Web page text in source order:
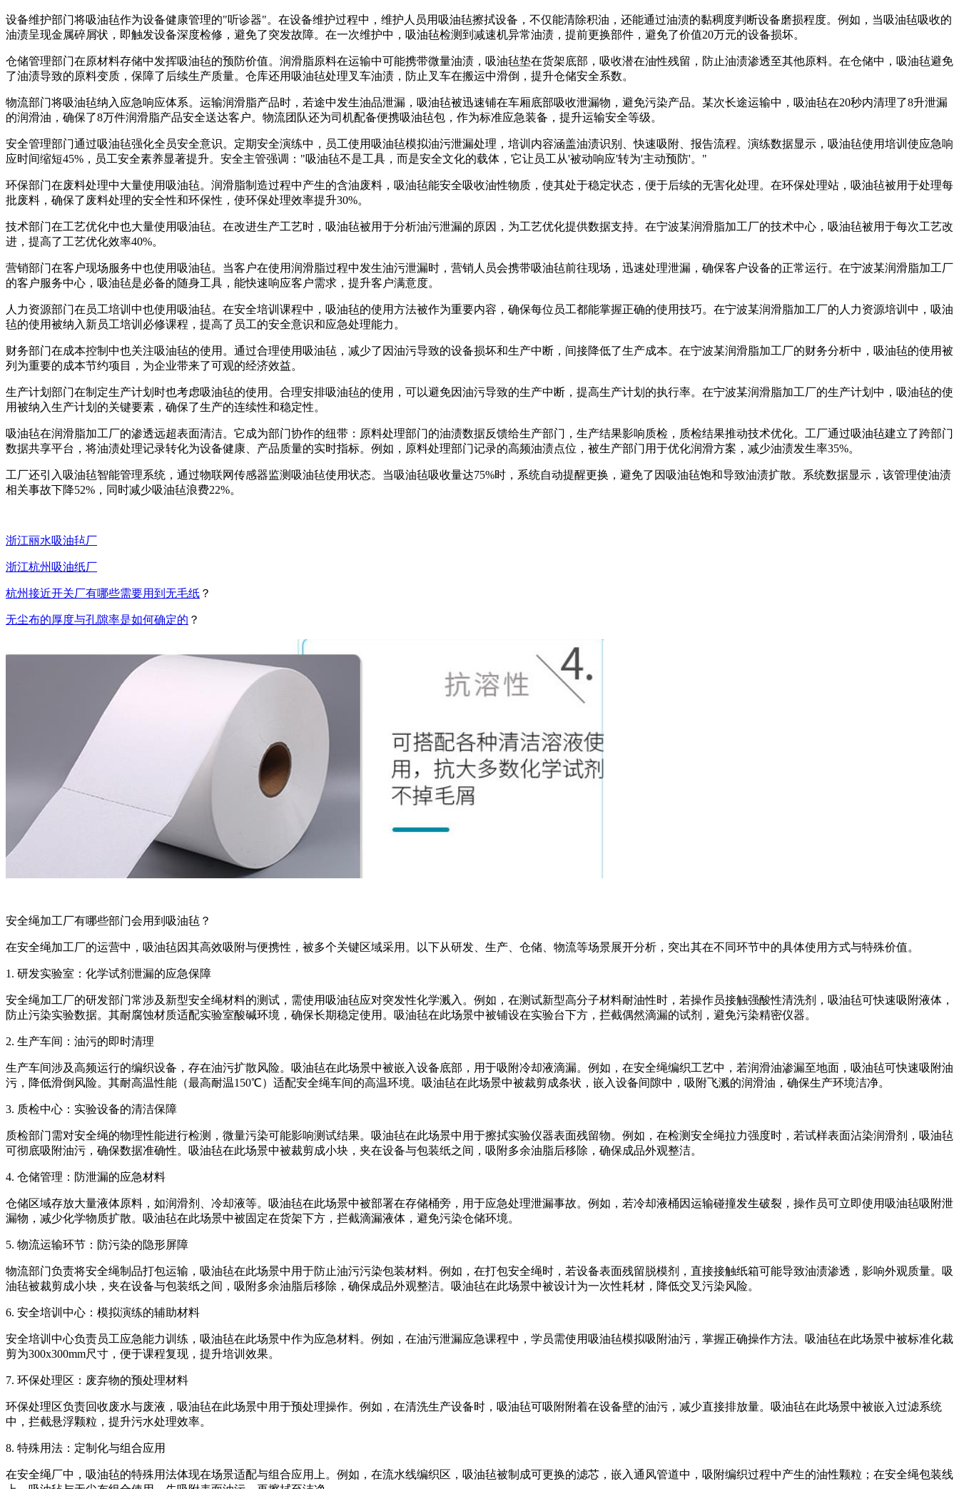
设备维护部门将吸油毡作为设备健康管理的"听诊器"。在设备维护过程中，维护人员用吸油毡擦拭设备，不仅能清除积油，还能通过油渍的黏稠度判断设备磨损程度。例如，当吸油毡吸收的
油渍呈现金属碎屑状，即触发设备深度检修，避免了突发故障。在一次维护中，吸油毡检测到减速机异常油渍，提前更换部件，避免了价值20万元的设备损坏。
仓储管理部门在原材料存储中发挥吸油毡的预防价值。润滑脂原料在运输中可能携带微量油渍，吸油毡垫在货架底部，吸收潜在油性残留，防止油渍渗透至其他原料。在仓储中，吸油毡避免
了油渍导致的原料变质，保障了后续生产质量。仓库还用吸油毡处理叉车油渍，防止叉车在搬运中滑倒，提升仓储安全系数。
物流部门将吸油毡纳入应急响应体系。运输润滑脂产品时，若途中发生油品泄漏，吸油毡被迅速铺在车厢底部吸收泄漏物，避免污染产品。某次长途运输中，吸油毡在20秒内清理了8升泄漏
的润滑油，确保了8万件润滑脂产品安全送达客户。物流团队还为司机配备便携吸油毡包，作为标准应急装备，提升运输安全等级。
安全管理部门通过吸油毡强化全员安全意识。定期安全演练中，员工使用吸油毡模拟油污泄漏处理，培训内容涵盖油渍识别、快速吸附、报告流程。演练数据显示，吸油毡使用培训使应急响
应时间缩短45%，员工安全素养显著提升。安全主管强调："吸油毡不是工具，而是安全文化的载体，它让员工从'被动响应'转为'主动预防'。"
环保部门在废料处理中大量使用吸油毡。润滑脂制造过程中产生的含油废料，吸油毡能安全吸收油性物质，使其处于稳定状态，便于后续的无害化处理。在环保处理站，吸油毡被用于处理每
批废料，确保了废料处理的安全性和环保性，使环保处理效率提升30%。
技术部门在工艺优化中也大量使用吸油毡。在改进生产工艺时，吸油毡被用于分析油污泄漏的原因，为工艺优化提供数据支持。在宁波某润滑脂加工厂的技术中心，吸油毡被用于每次工艺改
进，提高了工艺优化效率40%。
营销部门在客户现场服务中也使用吸油毡。当客户在使用润滑脂过程中发生油污泄漏时，营销人员会携带吸油毡前往现场，迅速处理泄漏，确保客户设备的正常运行。在宁波某润滑脂加工厂
的客户服务中心，吸油毡是必备的随身工具，能快速响应客户需求，提升客户满意度。
人力资源部门在员工培训中也使用吸油毡。在安全培训课程中，吸油毡的使用方法被作为重要内容，确保每位员工都能掌握正确的使用技巧。在宁波某润滑脂加工厂的人力资源培训中，吸油
毡的使用被纳入新员工培训必修课程，提高了员工的安全意识和应急处理能力。
财务部门在成本控制中也关注吸油毡的使用。通过合理使用吸油毡，减少了因油污导致的设备损坏和生产中断，间接降低了生产成本。在宁波某润滑脂加工厂的财务分析中，吸油毡的使用被
列为重要的成本节约项目，为企业带来了可观的经济效益。
生产计划部门在制定生产计划时也考虑吸油毡的使用。合理安排吸油毡的使用，可以避免因油污导致的生产中断，提高生产计划的执行率。在宁波某润滑脂加工厂的生产计划中，吸油毡的使
用被纳入生产计划的关键要素，确保了生产的连续性和稳定性。
吸油毡在润滑脂加工厂的渗透远超表面清洁。它成为部门协作的纽带：原料处理部门的油渍数据反馈给生产部门，生产结果影响质检，质检结果推动技术优化。工厂通过吸油毡建立了跨部门
数据共享平台，将油渍处理记录转化为设备健康、产品质量的实时指标。例如，原料处理部门记录的高频油渍点位，被生产部门用于优化润滑方案，减少油渍发生率35%。
工厂还引入吸油毡智能管理系统，通过物联网传感器监测吸油毡使用状态。当吸油毡吸收量达75%时，系统自动提醒更换，避免了因吸油毡饱和导致油渍扩散。系统数据显示，该管理使油渍
相关事故下降52%，同时减少吸油毡浪费22%。
浙江丽水吸油毡厂
浙江杭州吸油纸厂
杭州接近开关厂有哪些需要用到无毛纸 ？
无尘布的厚度与孔隙率是如何确定的 ？
安全绳加工厂有哪些部门会用到吸油毡？
在安全绳加工厂的运营中，吸油毡因其高效吸附与便携性，被多个关键区域采用。以下从研发、生产、仓储、物流等场景展开分析，突出其在不同环节中的具体使用方式与特殊价值。
1. 研发实验室：化学试剂泄漏的应急保障
安全绳加工厂的研发部门常涉及新型安全绳材料的测试，需使用吸油毡应对突发性化学溅入。例如，在测试新型高分子材料耐油性时，若操作员接触强酸性清洗剂，吸油毡可快速吸附液体，
防止污染实验数据。其耐腐蚀材质适配实验室酸碱环境，确保长期稳定使用。吸油毡在此场景中被铺设在实验台下方，拦截偶然滴漏的试剂，避免污染精密仪器。
2. 生产车间：油污的即时清理
生产车间涉及高频运行的编织设备，存在油污扩散风险。吸油毡在此场景中被嵌入设备底部，用于吸附冷却液滴漏。例如，在安全绳编织工艺中，若润滑油渗漏至地面，吸油毡可快速吸附油
污，降低滑倒风险。其耐高温性能（最高耐温150℃）适配安全绳车间的高温环境。吸油毡在此场景中被裁剪成条状，嵌入设备间隙中，吸附飞溅的润滑油，确保生产环境洁净。
3. 质检中心：实验设备的清洁保障
质检部门需对安全绳的物理性能进行检测，微量污染可能影响测试结果。吸油毡在此场景中用于擦拭实验仪器表面残留物。例如，在检测安全绳拉力强度时，若试样表面沾染润滑剂，吸油毡
可彻底吸附油污，确保数据准确性。吸油毡在此场景中被裁剪成小块，夹在设备与包装纸之间，吸附多余油脂后移除，确保成品外观整洁。
4. 仓储管理：防泄漏的应急材料
仓储区域存放大量液体原料，如润滑剂、冷却液等。吸油毡在此场景中被部署在存储桶旁，用于应急处理泄漏事故。例如，若冷却液桶因运输碰撞发生破裂，操作员可立即使用吸油毡吸附泄
漏物，减少化学物质扩散。吸油毡在此场景中被固定在货架下方，拦截滴漏液体，避免污染仓储环境。
5. 物流运输环节：防污染的隐形屏障
物流部门负责将安全绳制品打包运输，吸油毡在此场景中用于防止油污污染包装材料。例如，在打包安全绳时，若设备表面残留脱模剂，直接接触纸箱可能导致油渍渗透，影响外观质量。吸
油毡被裁剪成小块，夹在设备与包装纸之间，吸附多余油脂后移除，确保成品外观整洁。吸油毡在此场景中被设计为一次性耗材，降低交叉污染风险。
6. 安全培训中心：模拟演练的辅助材料
安全培训中心负责员工应急能力训练，吸油毡在此场景中作为应急材料。例如，在油污泄漏应急课程中，学员需使用吸油毡模拟吸附油污，掌握正确操作方法。吸油毡在此场景中被标准化裁
剪为300x300mm尺寸，便于课程复现，提升培训效果。
7. 环保处理区：废弃物的预处理材料
环保处理区负责回收废水与废液，吸油毡在此场景中用于预处理操作。例如，在清洗生产设备时，吸油毡可吸附附着在设备壁的油污，减少直接排放量。吸油毡在此场景中被嵌入过滤系统
中，拦截悬浮颗粒，提升污水处理效率。
8. 特殊用法：定制化与组合应用
在安全绳厂中，吸油毡的特殊用法体现在场景适配与组合应用上。例如，在流水线编织区，吸油毡被制成可更换的滤芯，嵌入通风管道中，吸附编织过程中产生的油性颗粒；在安全绳包装线